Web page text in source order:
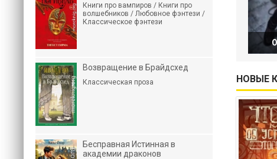
НОВЫЕ
Книги про вампиров / Книги про
волшебников / Любовное фэнтези /
Классическое фэнтези
Возвращение в Брайдсхед
Классическая проза
Бесправная Истинная в
академии драконов